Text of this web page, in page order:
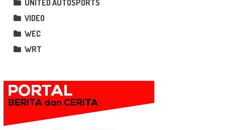
UNITED AUTOSPORTS
VIDEO
WEC
WRT